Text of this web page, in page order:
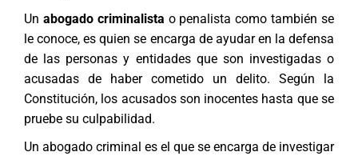
Un abogado criminalista o penalista como también se
le conoce, es quien se encarga de ayudar en la defensa
de las personas y entidades que son investigadas o
acusadas de haber cometido un delito. Según la
Constitución, los acusados son inocentes hasta que se
pruebe su culpabilidad.
Un abogado criminal es el que se encarga de investigar